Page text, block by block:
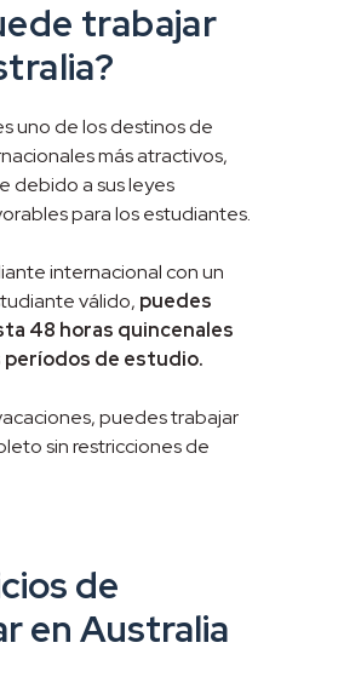
trabajar
uno de los destinos de
más atractivos,
debido a sus leyes
para los estudiantes.
internacional con un
válido, puedes
48 horas quincenales
de estudio.
puedes trabajar
sin restricciones de
de
en Australia